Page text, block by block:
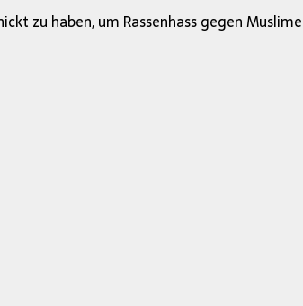
zu haben, um Rassenhass gegen